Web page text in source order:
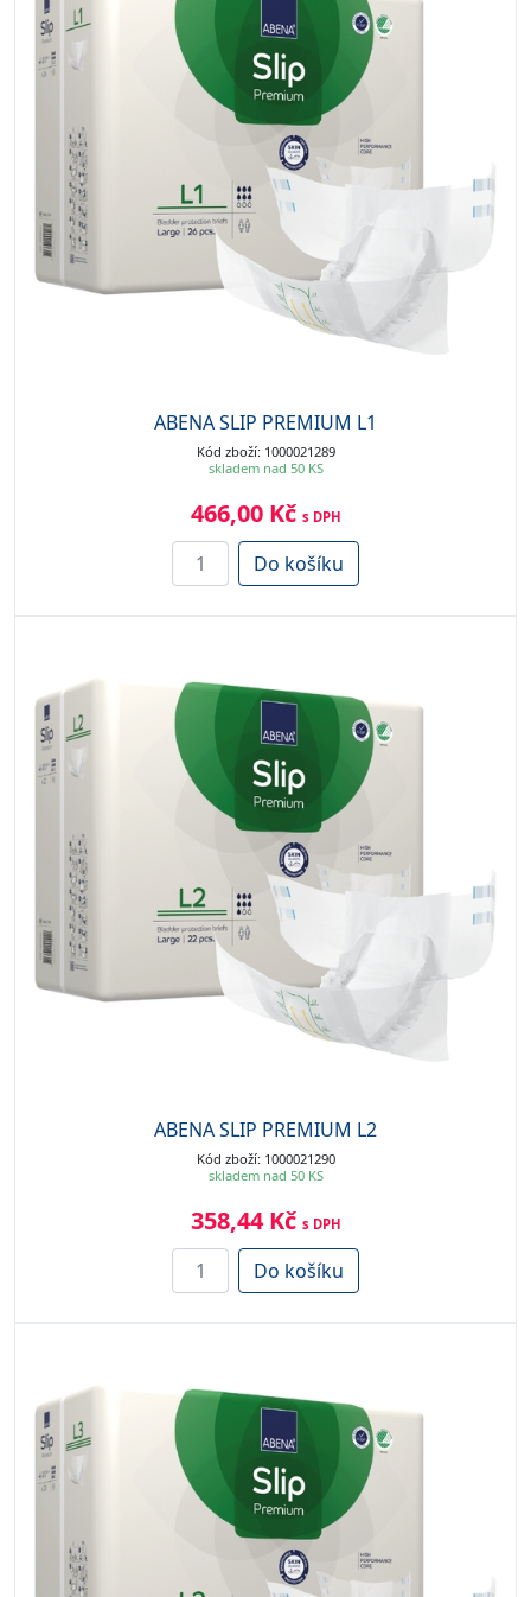
ABENA SLIP PREMIUM L1
Kód zboží: 1000021289
skladem nad 50 KS
466,00 Kč s DPH
Do košíku
ABENA SLIP PREMIUM L2
Kód zboží: 1000021290
skladem nad 50 KS
358,44 Kč s DPH
Do košíku